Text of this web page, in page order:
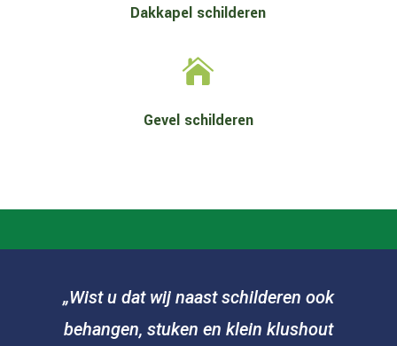
Dakkapel schilderen

Gevel schilderen
„Wist u dat wij naast schilderen ook
behangen, stuken en klein klushout